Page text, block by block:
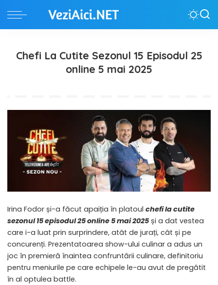
Chefi La Cutite Sezonul 15 Episodul 25
online 5 mai 2025
Irina Fodor și-a făcut apaiția în platoul chefi la cutite
sezonul 15 episodul 25 online 5 mai 2025 și a dat vestea
care i-a luat prin surprindere, atât de jurați, cât și pe
concurenți. Prezentatoarea show-ului culinar a adus un
joc în premieră înaintea confruntării culinare, definitoriu
pentru meniurile pe care echipele le-au avut de pregătit
în al optulea battle.